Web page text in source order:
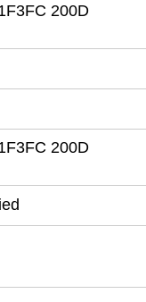
200D
200D